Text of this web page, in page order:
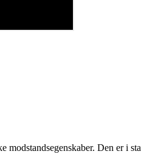
modstandsegenskaber. Den er i